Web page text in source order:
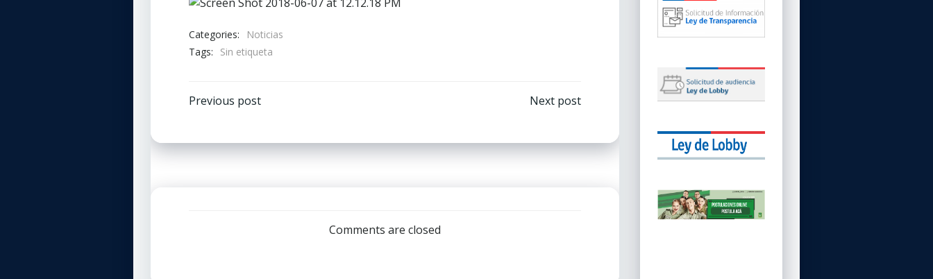
Categories:
Noticias
Tags:
Sin etiqueta
Navegación
por
Previous post
Navegación
por
Next post
Comments are closed